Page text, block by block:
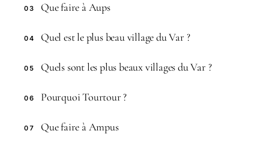
03 Que faire à Aups
04 Quel est le plus beau village du Var ?
05 Quels sont les plus beaux villages du Var ?
06 Pourquoi Tourtour ?
07 Que faire à Ampus